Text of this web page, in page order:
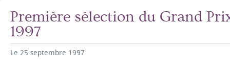
Première sélection du Grand
1997
Le 25 septembre 1997